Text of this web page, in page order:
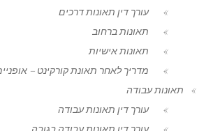
עורך דין תאונות דרכים
תאונות ברחוב
תאונות אישיות
מדריך לאחר תאונת קורקינט –
תאונות עבודה
עורך דין תאונות עבודה
עורך דין תאונות עבודה בגובה